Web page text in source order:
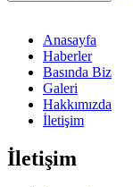
Anasayfa
Haberler
Basında Biz
Galeri
Hakkımızda
İletişim
İletişim